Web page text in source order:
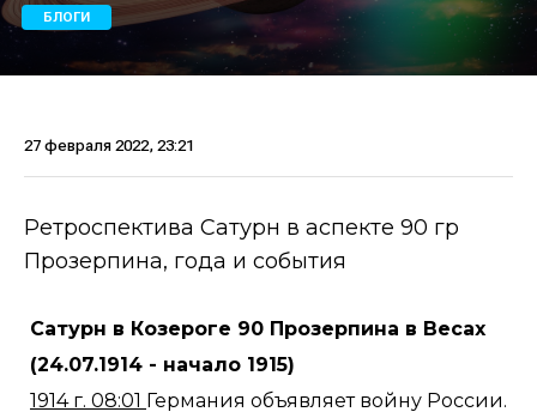
БЛОГИ
27 февраля 2022, 23:21
Ретроспектива Сатурн в аспекте 90 гр
Прозерпина, года и события
Сатурн в Козероге 90 Прозерпина в Весах
(24.07.1914 - начало 1915)
1914 г. 08:01 Германия объявляет войну России.